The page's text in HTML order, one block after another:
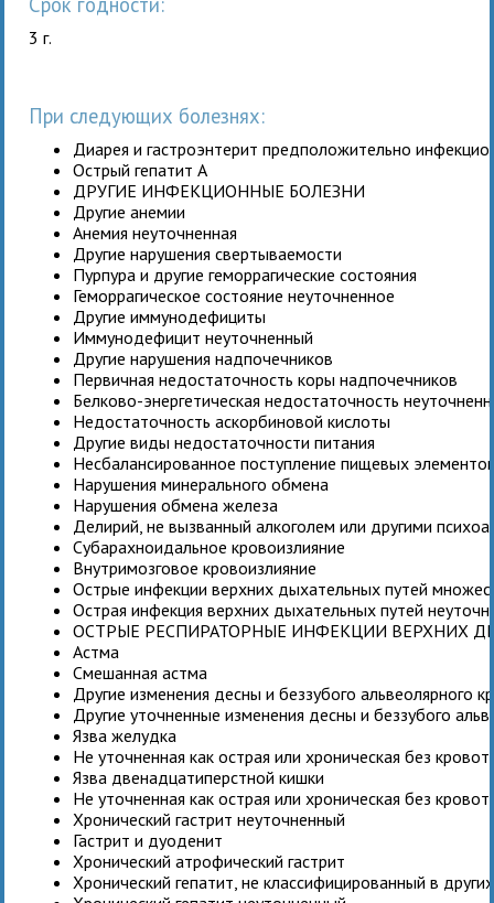
3 г.
При следующих болезнях:
Диарея и гастроэнтерит предположительно
Острый гепатит A
ДРУГИЕ ИНФЕКЦИОННЫЕ БОЛЕЗНИ
Другие анемии
Анемия неуточненная
Другие нарушения свертываемости
Пурпура и другие геморрагические состояния
Геморрагическое состояние неуточненное
Другие иммунодефициты
Иммунодефицит неуточненный
Другие нарушения надпочечников
Первичная недостаточность коры надпочечников
Белково-энергетическая недостаточность
Недостаточность аскорбиновой кислоты
Другие виды недостаточности питания
Несбалансированное поступление пищевых
Нарушения минерального обмена
Нарушения обмена железа
Делирий, не вызванный алкоголем или другими
Субарахноидальное кровоизлияние
Внутримозговое кровоизлияние
Острые инфекции верхних дыхательных путей
Острая инфекция верхних дыхательных путей
ОСТРЫЕ РЕСПИРАТОРНЫЕ ИНФЕКЦИИ ВЕРХНИХ
Астма
Смешанная астма
Другие изменения десны и беззубого альвеолярного
Другие уточненные изменения десны и беззубого
Язва желудка
Не уточненная как острая или хроническая без
Язва двенадцатиперстной кишки
Не уточненная как острая или хроническая без
Хронический гастрит неуточненный
Гастрит и дуоденит
Хронический атрофический гастрит
Хронический гепатит, не классифицированный в